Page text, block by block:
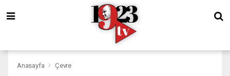
Anasayfa Çevre